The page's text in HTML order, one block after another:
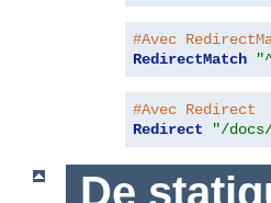
#Avec
RedirectMatch
#Avec Redirect
Redirect
"/
De